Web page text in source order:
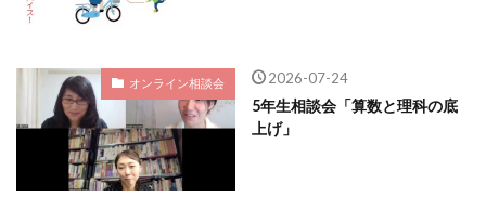
オンライン相談会 2026-07-24
5年生相談会「算数と理科の底
上げ」